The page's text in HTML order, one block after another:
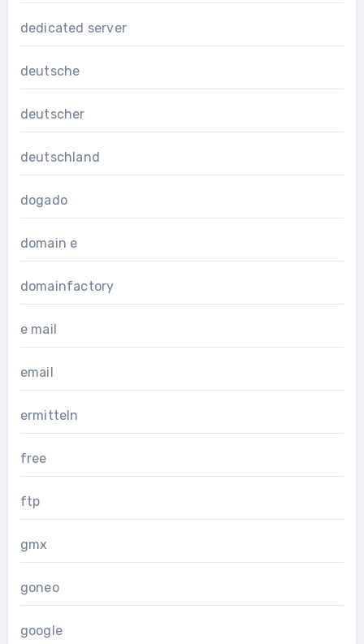
dedicated server
deutsche
deutscher
deutschland
dogado
domain e
domainfactory
e mail
email
ermitteln
free
ftp
gmx
goneo
google